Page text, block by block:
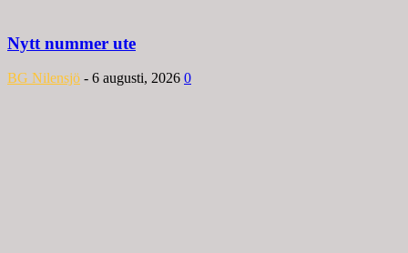
Nytt nummer ute
BG Nilensjö - 6 augusti, 2026 0